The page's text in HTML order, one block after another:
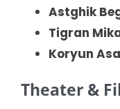
Astghik
Tigran
Koryun
Theater &